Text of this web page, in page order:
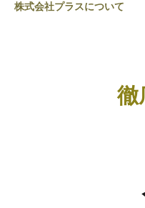
株式会社プラスについて
徹